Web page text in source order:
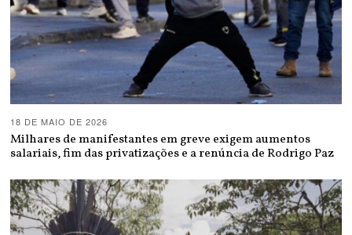
18 DE MAIO DE 2026
Milhares de manifestantes em greve exigem aumentos
salariais, fim das privatizações e a renúncia de Rodrigo Paz